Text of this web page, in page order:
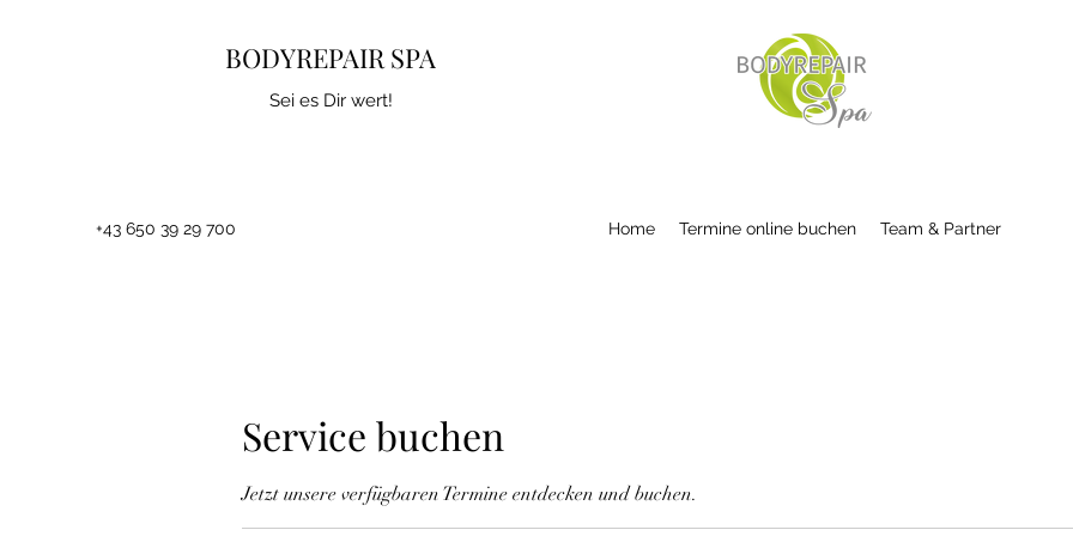
BODYREPAIR SPA
Sei es Dir wert!
+43 650 39 29 700 Home Termine online buchen Team & Partner
Service buchen
Jetzt unsere verfügbaren Termine entdecken und buchen.